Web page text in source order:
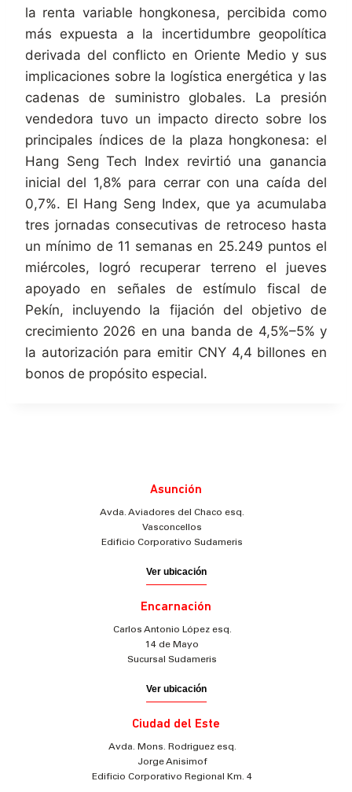
la renta variable hongkonesa, percibida como
más expuesta a la incertidumbre geopolítica
derivada del conflicto en Oriente Medio y sus
implicaciones sobre la logística energética y las
cadenas de suministro globales. La presión
vendedora tuvo un impacto directo sobre los
principales índices de la plaza hongkonesa: el
Hang Seng Tech Index revirtió una ganancia
inicial del 1,8% para cerrar con una caída del
0,7%. El Hang Seng Index, que ya acumulaba
tres jornadas consecutivas de retroceso hasta
un mínimo de 11 semanas en 25.249 puntos el
miércoles, logró recuperar terreno el jueves
apoyado en señales de estímulo fiscal de
Pekín, incluyendo la fijación del objetivo de
crecimiento 2026 en una banda de 4,5%–5% y
la autorización para emitir CNY 4,4 billones en
bonos de propósito especial.
Asunción
Avda. Aviadores del Chaco esq.
Vasconcellos
Edificio Corporativo Sudameris
Ver ubicación
Encarnación
Carlos Antonio López esq.
14 de Mayo
Sucursal Sudameris
Ver ubicación
Ciudad del Este
Avda. Mons. Rodriguez esq.
Jorge Anisimof
Edificio Corporativo Regional Km. 4